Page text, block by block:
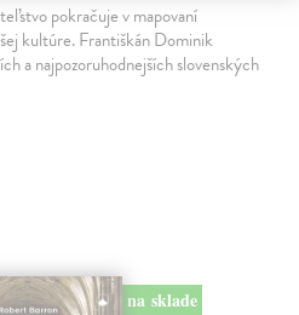
pokračuje v mapovaní
kultúre. Františkán Dominik
a najpozoruhodnejších slovenských
na sklade